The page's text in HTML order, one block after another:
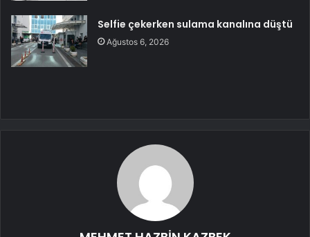
Selfie çekerken sulama kanalına düştü
Ağustos 6, 2026